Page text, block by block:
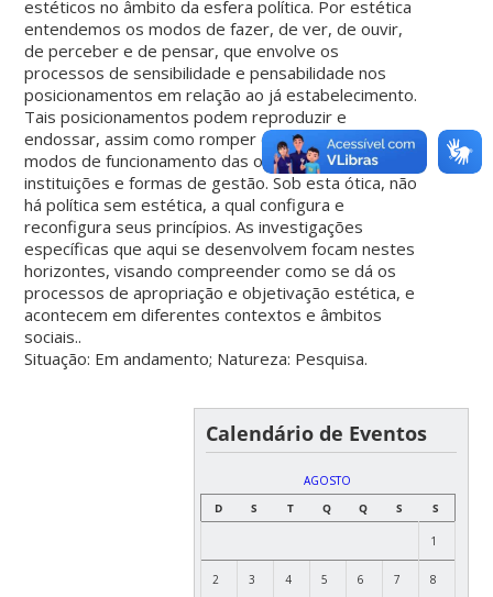
estéticos no âmbito da esfera política. Por estética
entendemos os modos de fazer, de ver, de ouvir,
de perceber e de pensar, que envolve os
processos de sensibilidade e pensabilidade nos
posicionamentos em relação ao já estabelecimento.
Tais posicionamentos podem reproduzir e
endossar, assim como romper e reconfigurar os
modos de funcionamento das organizações,
instituições e formas de gestão. Sob esta ótica, não
há política sem estética, a qual configura e
reconfigura seus princípios. As investigações
específicas que aqui se desenvolvem focam nestes
horizontes, visando compreender como se dá os
processos de apropriação e objetivação estética, e
acontecem em diferentes contextos e âmbitos
sociais..
Situação: Em andamento; Natureza: Pesquisa.
Calendário de Eventos
AGOSTO
D
S T Q Q S S
1
2 3 4 5 6 7 8